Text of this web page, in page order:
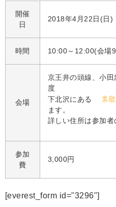
開催
日
2018年4月22日(日)
時間 10:00～12:00(会場
会場
京王井の頭線、小
度
下北沢にある
素
ます。
詳しい住所は参加者
参加
費
3,000円
[everest_form id="3296"]